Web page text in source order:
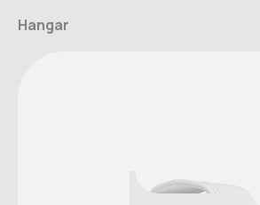
Hangar